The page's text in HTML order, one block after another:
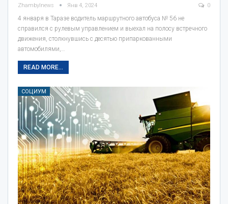
Zhambylnews Янв 4, 2024 0
4 января в Таразе водитель маршрутного автобуса № 56 не
справился с рулевым управлением и выехал на полосу встречного
движения, столкнувшись с десятью припаркованными
автомобилями,…
READ MORE...
СОЦИУМ